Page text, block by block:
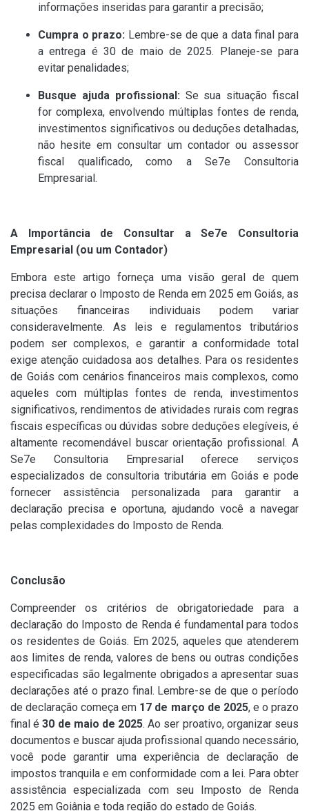
informações inseridas para garantir a precisão;
Cumpra o prazo: Lembre-se de que a data final para
a entrega é 30 de maio de 2025. Planeje-se para
evitar penalidades;
Busque ajuda profissional: Se sua situação fiscal
for complexa, envolvendo múltiplas fontes de renda,
investimentos significativos ou deduções detalhadas,
não hesite em consultar um contador ou assessor
fiscal qualificado, como a Se7e Consultoria
Empresarial.
A Importância de Consultar a Se7e Consultoria
Empresarial (ou um Contador)
Embora este artigo forneça uma visão geral de quem
precisa declarar o Imposto de Renda em 2025 em Goiás, as
situações financeiras individuais podem variar
consideravelmente. As leis e regulamentos tributários
podem ser complexos, e garantir a conformidade total
exige atenção cuidadosa aos detalhes. Para os residentes
de Goiás com cenários financeiros mais complexos, como
aqueles com múltiplas fontes de renda, investimentos
significativos, rendimentos de atividades rurais com regras
fiscais específicas ou dúvidas sobre deduções elegíveis, é
altamente recomendável buscar orientação profissional. A
Se7e Consultoria Empresarial oferece serviços
especializados de consultoria tributária em Goiás e pode
fornecer assistência personalizada para garantir a
declaração precisa e oportuna, ajudando você a navegar
pelas complexidades do Imposto de Renda.
Conclusão
Compreender os critérios de obrigatoriedade para a
declaração do Imposto de Renda é fundamental para todos
os residentes de Goiás. Em 2025, aqueles que atenderem
aos limites de renda, valores de bens ou outras condições
especificadas são legalmente obrigados a apresentar suas
declarações até o prazo final. Lembre-se de que o período
de declaração começa em 17 de março de 2025, e o prazo
final é30 de maio de 2025. Ao ser proativo, organizar seus
documentos e buscar ajuda profissional quando necessário,
você pode garantir uma experiência de declaração de
impostos tranquila e em conformidade com a lei. Para obter
assistência especializada com seu Imposto de Renda
2025 em Goiânia e toda região do estado de Goiás.